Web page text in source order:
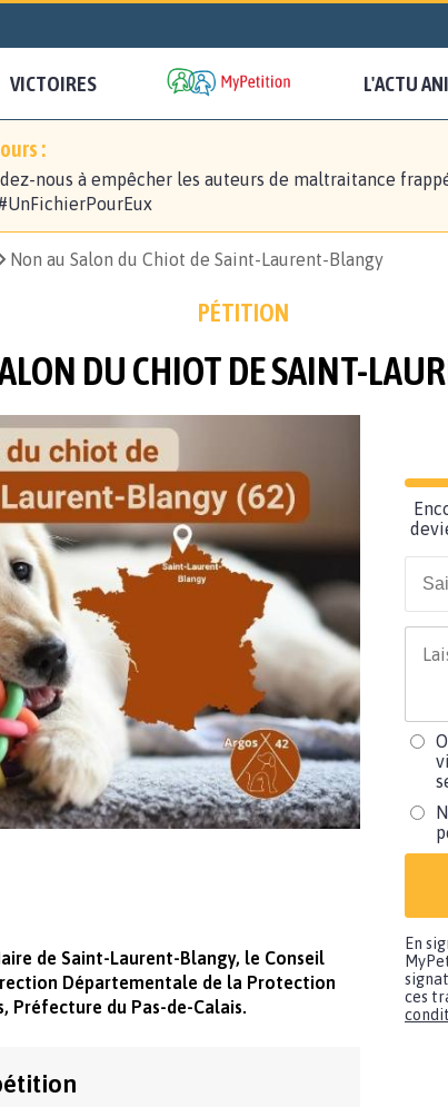
VICTOIRES L'ACTU
:
nous à empêcher les auteurs de maltraitance
Non au Salon du Chiot de Saint-Laurent-Blangy
PÉTITION
DU CHIOT DE SAINT-
de Saint-Laurent-Blangy, le Conseil
Départementale de la Protection
Préfecture du Pas-de-Calais.
En
ces